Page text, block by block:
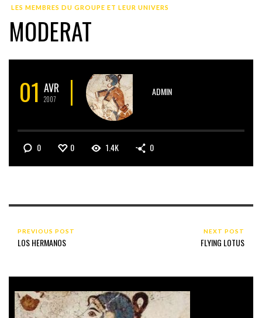
LES MEMBRES DU GROUPE ET LEUR UNIVERS
MODERAT
01 AVR
2007
ADMIN
0 0 1.4K 0
PREVIOUS POST
LOS HERMANOS
NEXT POST
FLYING LOTUS